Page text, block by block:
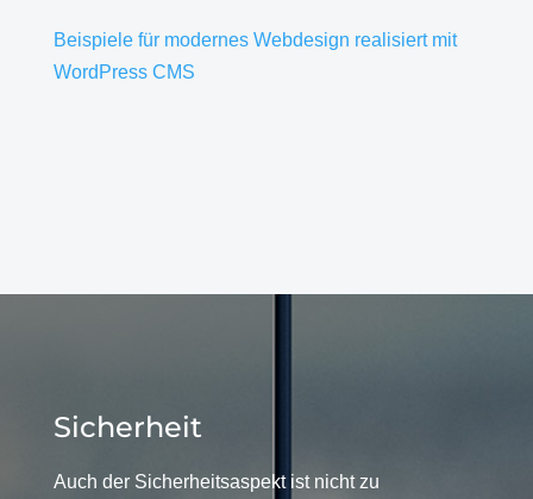
Beispiele für modernes Webdesign realisiert mit
WordPress CMS
Sicherheit
Auch der Sicherheitsaspekt ist nicht zu